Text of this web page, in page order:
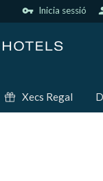
vpn_key Inicia sessió
Xecs Regal